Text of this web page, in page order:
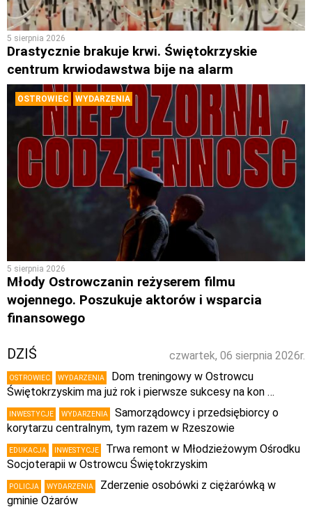
5 sierpnia 2026
Drastycznie brakuje krwi. Świętokrzyskie
centrum krwiodawstwa bije na alarm
OSTROWIEC WYDARZENIA
5 sierpnia 2026
Młody Ostrowczanin reżyserem filmu
wojennego. Poszukuje aktorów i wsparcia
finansowego
czwartek, 06 sierpnia 2026r.
DZIŚ
OSTROWIEC WYDARZENIA
Dom treningowy w Ostrowcu
Świętokrzyskim ma już rok i pierwsze sukcesy na kon …
INWESTYCJE WYDARZENIA
Samorządowcy i przedsiębiorcy o
korytarzu centralnym, tym razem w Rzeszowie
EDUKACJA INWESTYCJE
Trwa remont w Młodzieżowym Ośrodku
Socjoterapii w Ostrowcu Świętokrzyskim
POLICJA WYDARZENIA
Zderzenie osobówki z ciężarówką w
gminie Ożarów